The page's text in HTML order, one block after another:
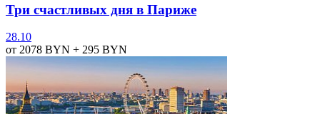
Три счастливых дня в Париже
28.10
от 2078 BYN + 295 BYN